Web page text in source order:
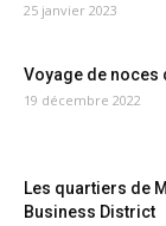
25 janvier 2023
Voyage de noces
19 décembre 2022
Les quartiers de
Business District